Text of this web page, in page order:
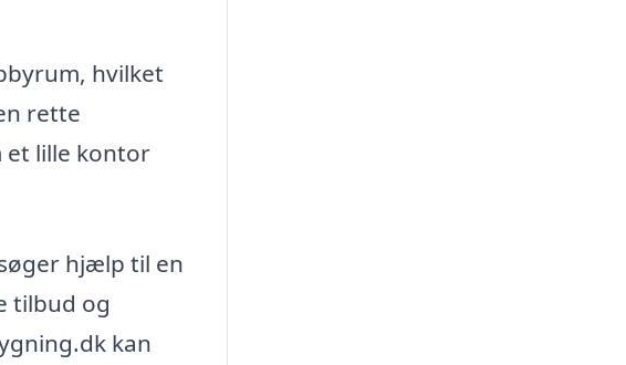
hvilket
rette
et lille kontor
hjælp til en
tilbud og
kan